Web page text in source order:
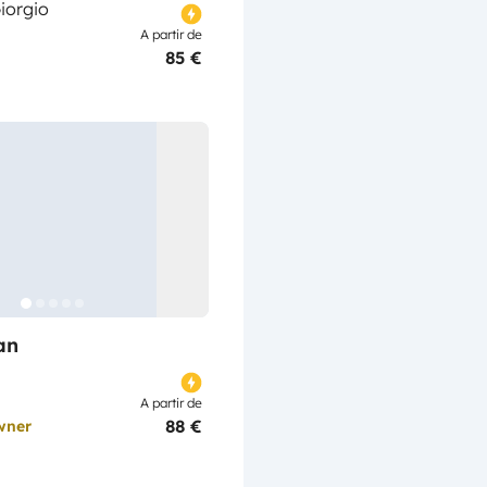
A partir de
85 €
A partir de
88 €